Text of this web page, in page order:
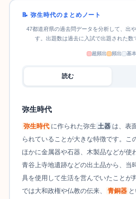
📝 弥生時代のまとめノート
47都道府県の過去問データを分析して、出
す。出題数は過去に入試で出題された数
超頻出 頻出 基本
読む
弥生時代
弥生時代 に作られた弥生 土器 は、表
られていることが大きな特徴です。こ
ほかに金属器や石器、木製品などが使
青谷上寺地遺跡などの出土品から、当
具を使用して生活を営んでいたことが
では大和政権や仏教の伝来、
青銅器